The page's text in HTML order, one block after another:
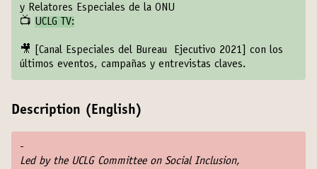
y Relatores Especiales de la ONU
📺 UCLG TV:
🎥 [Canal Especiales del Bureau Ejecutivo 2021]
con los
últimos eventos, campañas y entrevistas claves.
Description (English)
-
Led by the UCLG Committee on Social Inclusion,